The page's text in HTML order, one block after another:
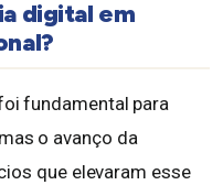
digital em
fundamental para
o avanço da
que elevaram esse